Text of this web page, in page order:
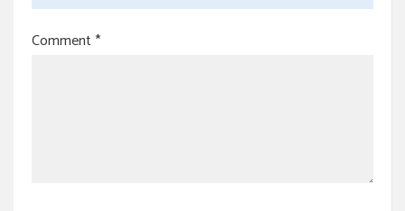
Comment*